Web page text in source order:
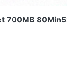
700MB